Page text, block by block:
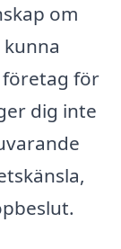
om
för
dig inte